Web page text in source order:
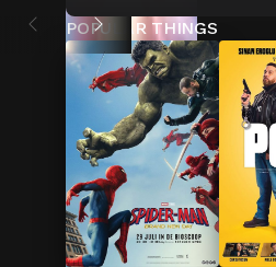
POPULAR THINGS